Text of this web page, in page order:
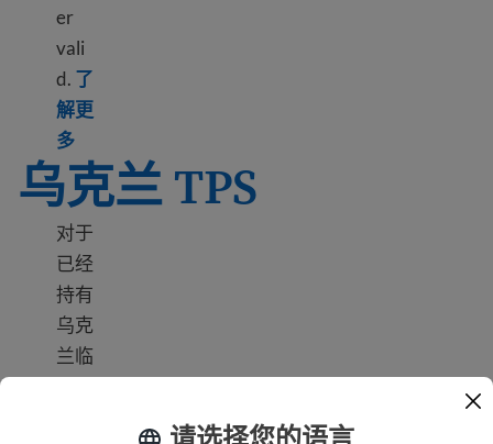
er
vali
d. 了
解更
多Learn more about TPS Syria
乌克兰 TPS
对于
已经
持有
乌克
兰临